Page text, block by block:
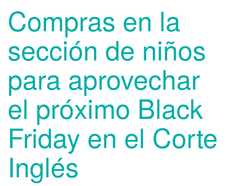
Compras en la
sección de niños
para aprovechar
el próximo Black
Friday en el Corte
Inglés